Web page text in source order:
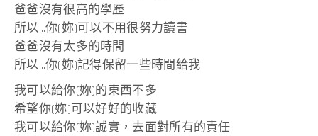
爸爸沒有很高的學歷
所以…你(妳)可以不用很努力讀書
爸爸沒有太多的時間
所以…你(妳)記得保留一些時間給我
我可以給你(妳)的東西不多
希望你(妳)可以好好的收藏
我可以給你(妳)誠實，去面對所有的責任